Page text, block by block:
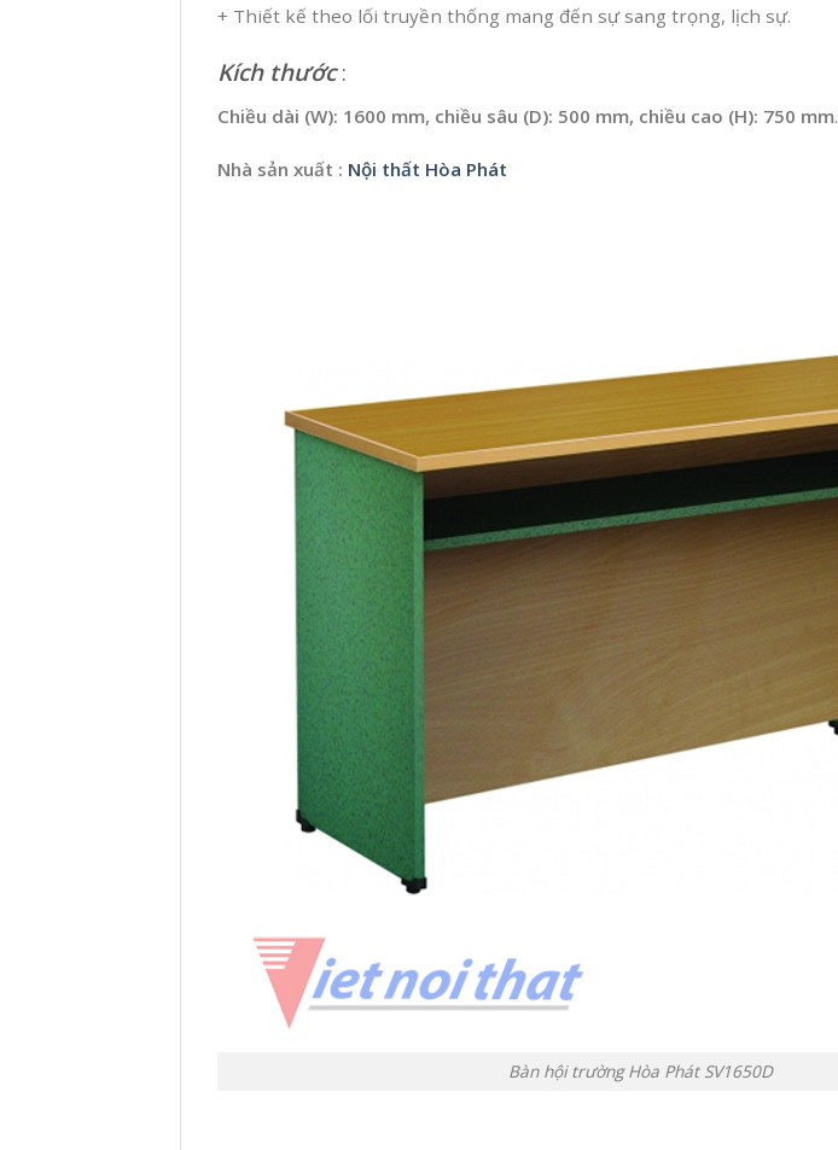
+ Thiết kế theo lối truyền thống mang đến sự sang trọng, lịch sự.
Kích thước:
Chiều dài (W): 1600 mm, chiều sâu (D): 500 mm, chiều cao (H): 750 mm.
Nhà sản xuất : Nội thất Hòa Phát
Bàn hội trường Hòa Phát SV1650D